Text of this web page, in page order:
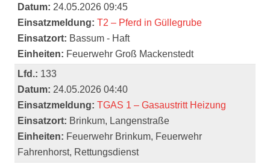
Datum: 24.05.2026 09:45
Einsatzmeldung: T2 – Pferd in Güllegrube
Einsatzort: Bassum - Haft
Einheiten: Feuerwehr Groß Mackenstedt
Lfd.: 133
Datum: 24.05.2026 04:40
Einsatzmeldung: TGAS 1 – Gasaustritt Heizung
Einsatzort: Brinkum, Langenstraße
Einheiten: Feuerwehr Brinkum, Feuerwehr
Fahrenhorst, Rettungsdienst